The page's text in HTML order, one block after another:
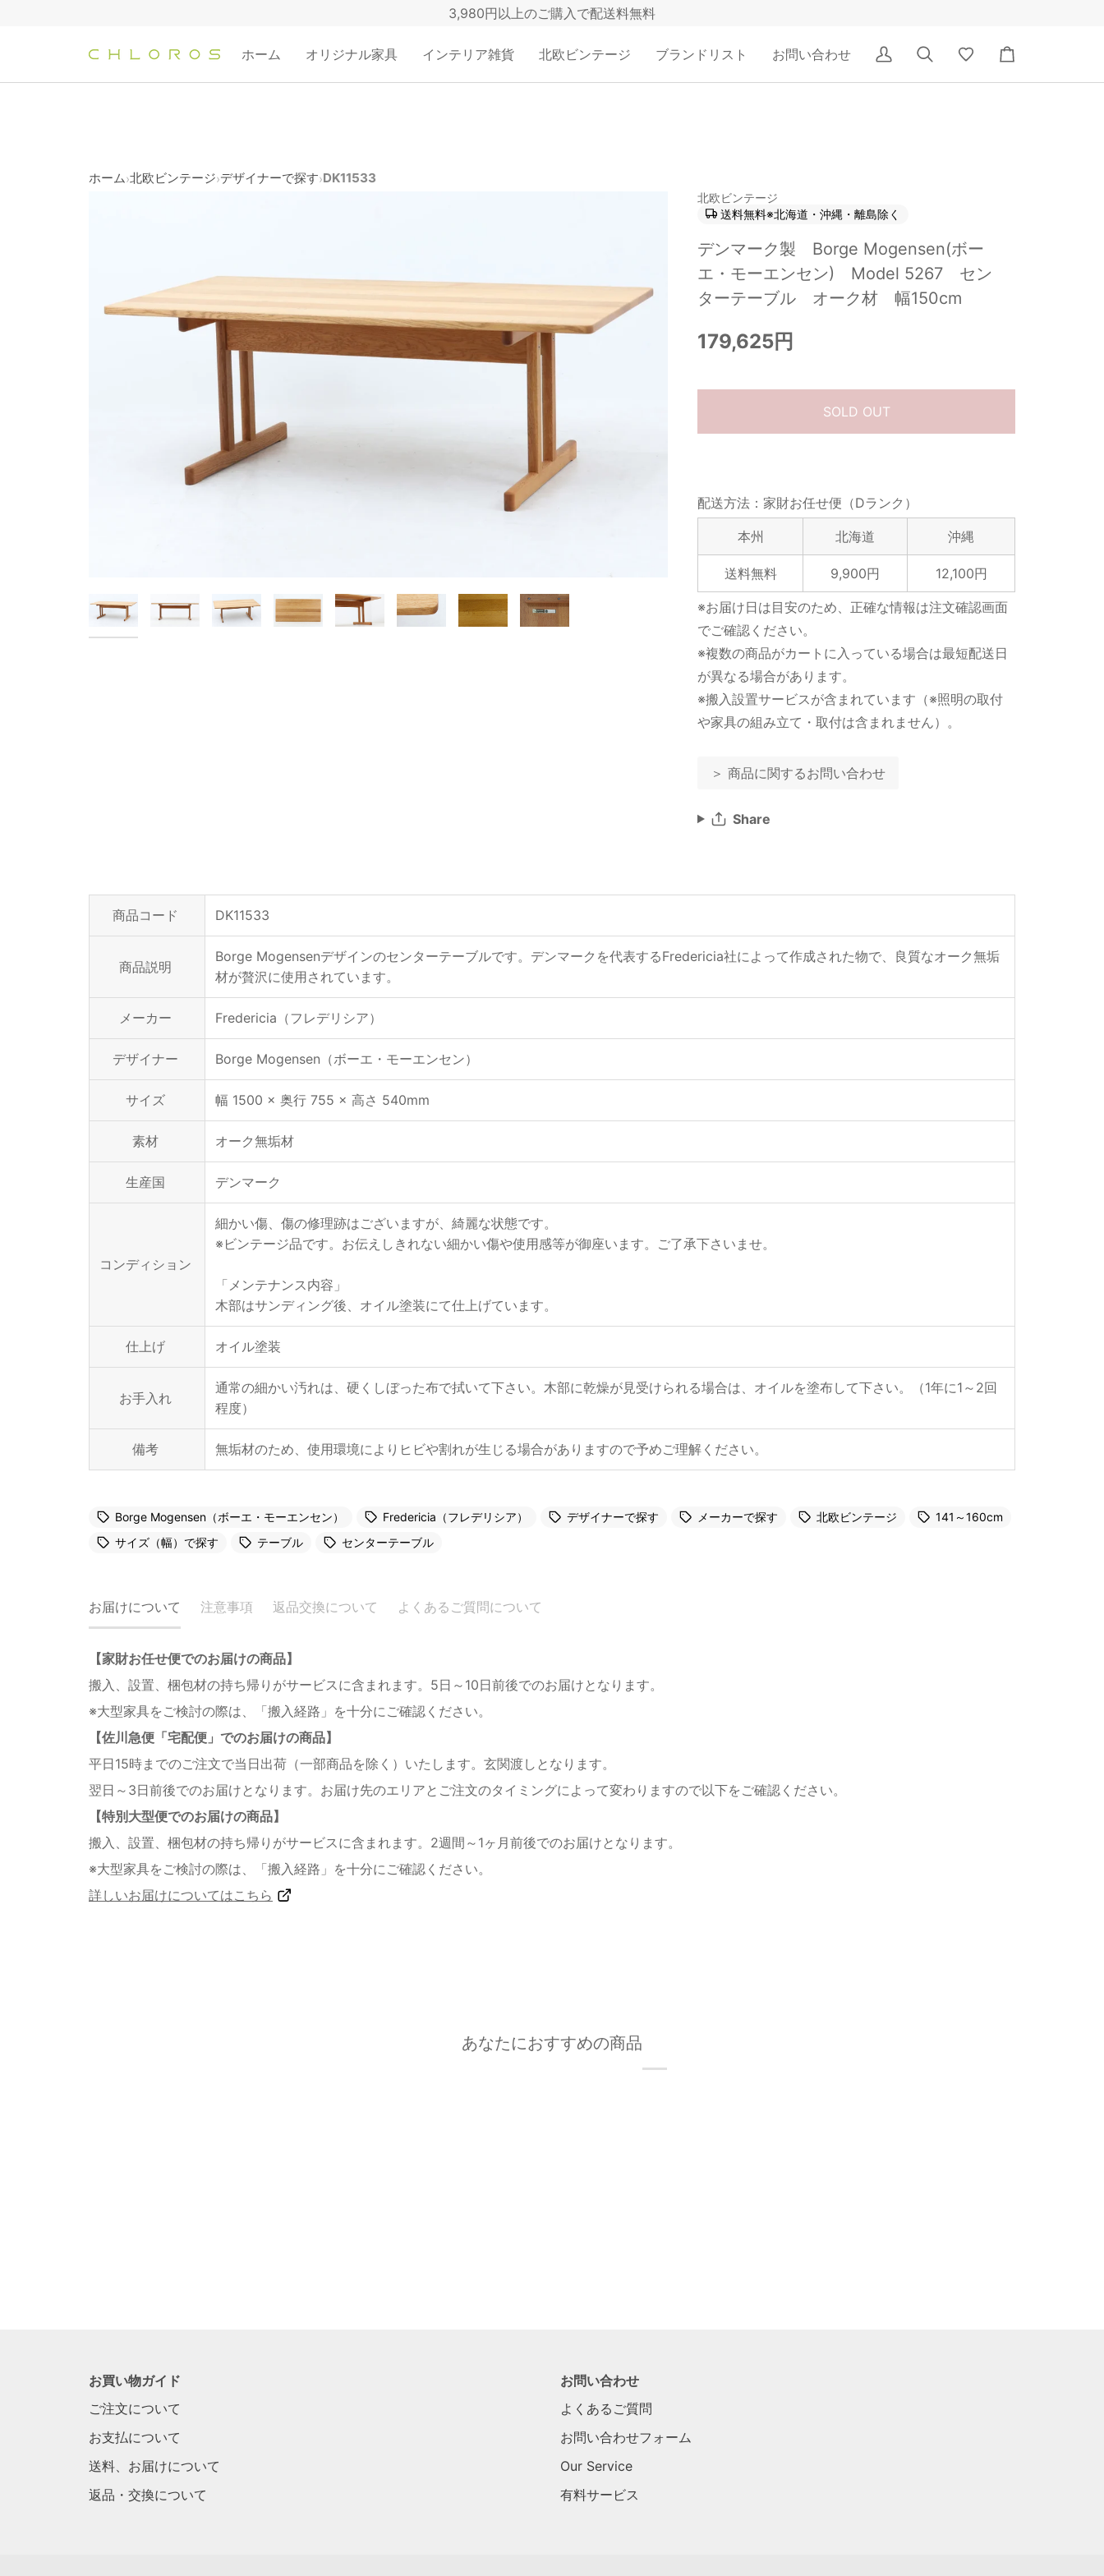
ツ
3,980円以上のご購入で配送料無料
ホーム オリジナル家具 インテリア雑貨 北欧ビンテージ ブランドリスト お問い合わせ
ア
カ
検
索
Wishlist
カ
ー
ホーム›北欧ビンテージ›デザイナーで探す›DK11533
北欧ビンテージ
送料無料※北海道・沖縄・離島除く
デンマーク製 Borge Mogensen(ボー
エ・モーエンセン) Model 5267 セン
ターテーブル オーク材 幅150cm
179,625円
SOLD OUT
配送方法：家財お任せ便（Dランク）
本州 北海道 沖縄
送料無料 9,900円 12,100円
※お届け日は目安のため、正確な情報は注文確認画面
でご確認ください。
※複数の商品がカートに入っている場合は最短配送日
が異なる場合があります。
※搬入設置サービスが含まれています（※照明の取付
や家具の組み立て・取付は含まれません）。
＞ 商品に関するお問い合わせ
Share
商品コード DK11533
商品説明
Borge Mogensenデザインのセンターテーブルです。デンマークを代表するFredericia社によって作成された物で、良質なオーク無垢
材が贅沢に使用されています。
メーカー Fredericia（フレデリシア）
デザイナー Borge Mogensen（ボーエ・モーエンセン）
サイズ 幅 1500 × 奥行 755 × 高さ 540mm
素材 オーク無垢材
生産国 デンマーク
コンディション
細かい傷、傷の修理跡はございますが、綺麗な状態です。
※ビンテージ品です。お伝えしきれない細かい傷や使用感等が御座います。ご了承下さいませ。
「メンテナンス内容」
木部はサンディング後、オイル塗装にて仕上げています。
仕上げ オイル塗装
お手入れ
通常の細かい汚れは、硬くしぼった布で拭いて下さい。木部に乾燥が見受けられる場合は、オイルを塗布して下さい。（1年に1～2回
程度）
備考 無垢材のため、使用環境によりヒビや割れが生じる場合がありますので予めご理解ください。
Borge Mogensen（ボーエ・モーエンセン） Fredericia（フレデリシア） デザイナーで探す メーカーで探す 北欧ビンテージ
141～160cm
サイズ（幅）で探す
テーブル センターテーブル
お届けについて 注意事項 返品交換について よくあるご質問について
【家財お任せ便でのお届けの商品】
搬入、設置、梱包材の持ち帰りがサービスに含まれます。5日～10日前後でのお届けとなります。
※大型家具をご検討の際は、「搬入経路」を十分にご確認ください。
【佐川急便「宅配便」でのお届けの商品】
平日15時までのご注文で当日出荷（一部商品を除く）いたします。玄関渡しとなります。
翌日～3日前後でのお届けとなります。お届け先のエリアとご注文のタイミングによって変わりますので以下をご確認ください。
【特別大型便でのお届けの商品】
搬入、設置、梱包材の持ち帰りがサービスに含まれます。2週間～1ヶ月前後でのお届けとなります。
※大型家具をご検討の際は、「搬入経路」を十分にご確認ください。
詳しいお届けについてはこちら
あなたにおすすめの商品
お買い物ガイド
ご注文について
お支払について
送料、お届けについて
返品・交換について
お問い合わせ
よくあるご質問
お問い合わせフォーム
Our Service
有料サービス